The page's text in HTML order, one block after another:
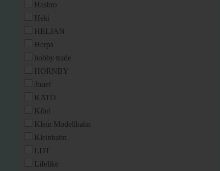
Hasbro
Heki
HELJAN
Herpa
hobby trade
HORNBY
Jouef
KATO
Kibri
Klein Modellbahn
Kleinbahn
LDT
Lifelike